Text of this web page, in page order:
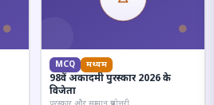
MCQ मध्यम
98वें अकादमी पुरस्कार 2026 के
विजेता